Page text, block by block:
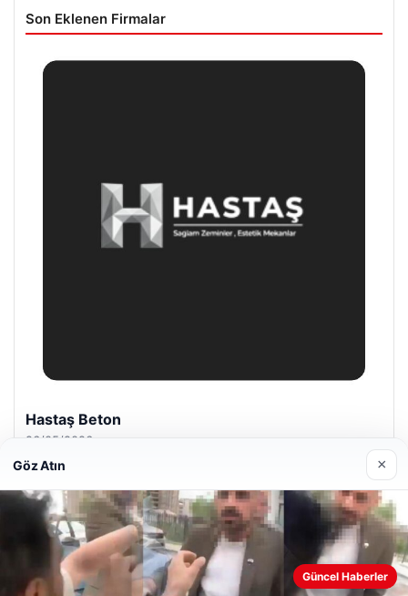
Son Eklenen Firmalar
Enes Kaplan Avukatlık Bürosu
28/04/2026
© 2026 Sağlık Haberleri
Web sitemizi nasıl kullandığınızı daha iyi anlayabilmek,
Göz Atın ×
Güncel Haberler